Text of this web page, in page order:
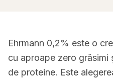
Ehrmann 0,2% este o
cu aproape zero grăsimi
de proteine. Este